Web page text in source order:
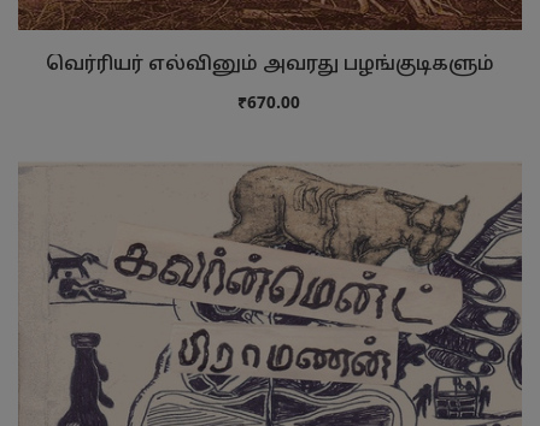
வெர்ரியர் எல்வினும் அவரது பழங்குடிகளும்
₹670.00